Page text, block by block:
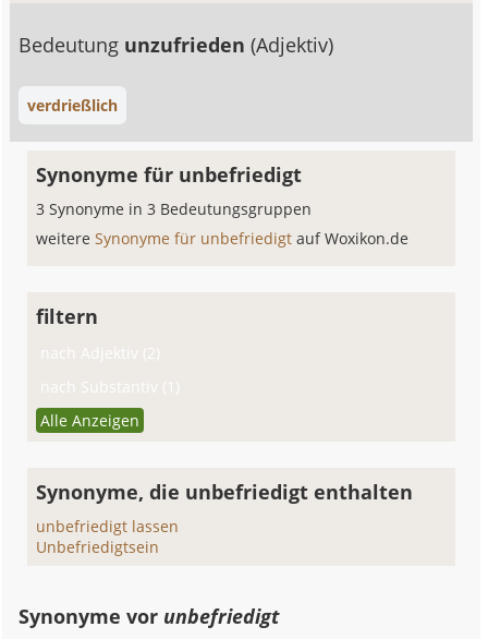
Bedeutung unzufrieden(Adjektiv)
verdrießlich
Synonyme für unbefriedigt
3 Synonyme in 3 Bedeutungsgruppen
weitereSynonyme für unbefriedigtauf Woxikon.de
filtern
nach Adjektiv (2)
nach Substantiv (1)
Alle Anzeigen
Synonyme, die unbefriedigt enthalten
unbefriedigt lassen
Unbefriedigtsein
Synonyme vor unbefriedigt